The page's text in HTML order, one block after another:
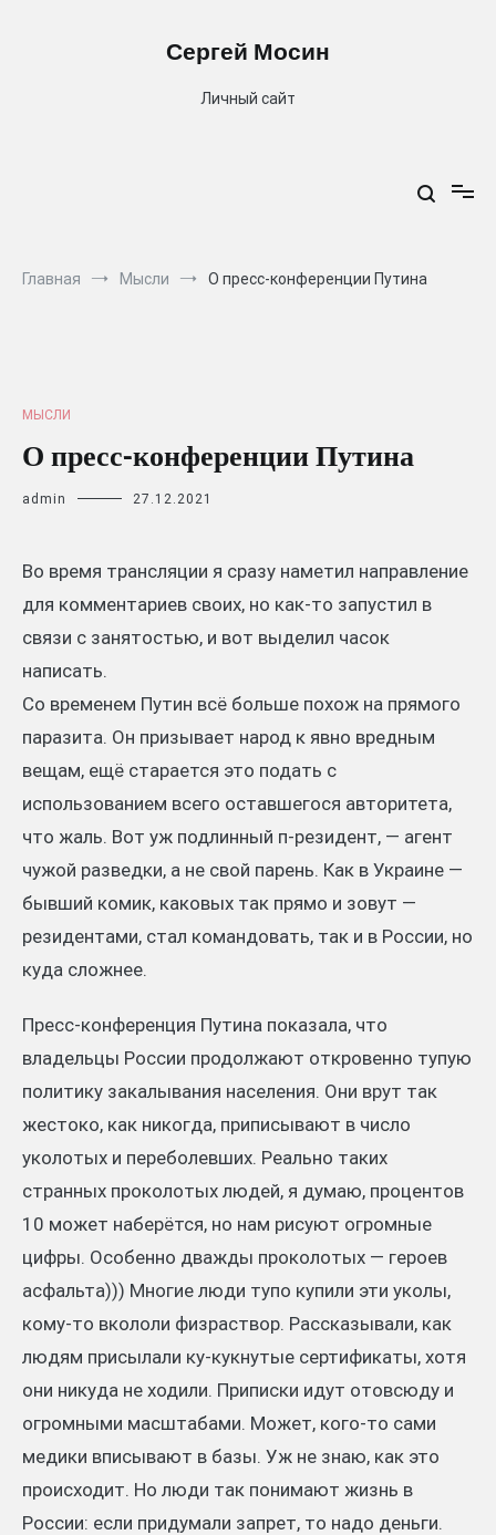
Сергей Мосин
Личный сайт
Главная Мысли О пресс-конференции Путина
МЫСЛИ
О пресс-конференции Путина
admin 27.12.2021
Во время трансляции я сразу наметил направление
для комментариев своих, но как-то запустил в
связи с занятостью, и вот выделил часок
написать.
Со временем Путин всё больше похож на прямого
паразита. Он призывает народ к явно вредным
вещам, ещё старается это подать с
использованием всего оставшегося авторитета,
что жаль. Вот уж подлинный п-резидент, — агент
чужой разведки, а не свой парень. Как в Украине —
бывший комик, каковых так прямо и зовут —
резидентами, стал командовать, так и в России, но
куда сложнее.
Пресс-конференция Путина показала, что
владельцы России продолжают откровенно тупую
политику закалывания населения. Они врут так
жестоко, как никогда, приписывают в число
уколотых и переболевших. Реально таких
странных проколотых людей, я думаю, процентов
10 может наберётся, но нам рисуют огромные
цифры. Особенно дважды проколотых — героев
асфальта))) Многие люди тупо купили эти уколы,
кому-то вкололи физраствор. Рассказывали, как
людям присылали ку-кукнутые сертификаты, хотя
они никуда не ходили. Приписки идут отовсюду и
огромными масштабами. Может, кого-то сами
медики вписывают в базы. Уж не знаю, как это
происходит. Но люди так понимают жизнь в
России: если придумали запрет, то надо деньги.